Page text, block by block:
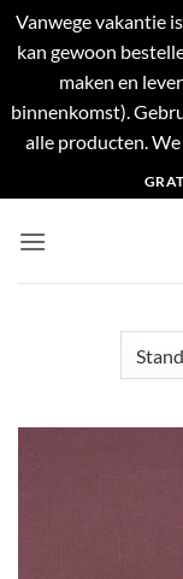
Vanwege vakantie
kan gewoon
maken en
binnenkomst).
alle producten.
naar
inhoud